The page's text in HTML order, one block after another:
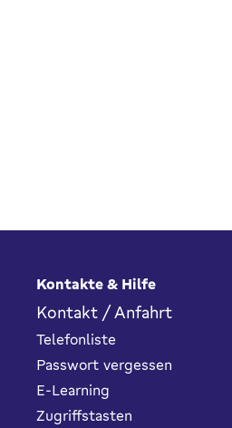
Kontakte & Hilfe
Kontakt / Anfahrt
Telefonliste
Passwort vergessen
E-Learning
Zugriffstasten